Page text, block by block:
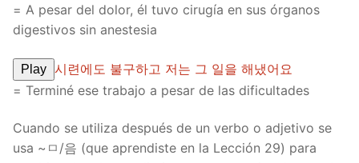
= A pesar del dolor, él tuvo cirugía en sus órganos
digestivos sin anestesia
Play 시련에도 불구하고 저는 그 일을 해냈어요
= Terminé ese trabajo a pesar de las dificultades
Cuando se utiliza después de un verbo o adjetivo se
usa ~ㅁ/음 (que aprendiste en la Lección 29) para